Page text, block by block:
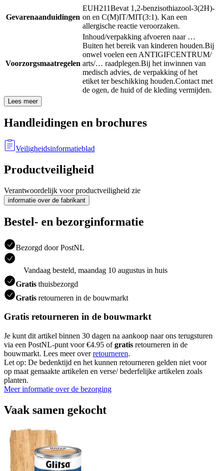
Gevarenaanduidingen
EUH211Bevat 1,2-benzisothiazool-3(2H)-
on en C(M)IT/MIT(3:1). Kan een
allergische reactie veroorzaken.
Voorzorgsmaatregelen
Inhoud/verpakking afvoeren naar …
Buiten het bereik van kinderen houden.Bij
onwel voelen een ANTIGIFCENTRUM/
arts/… raadplegen.Bij het inwinnen van
medisch advies, de verpakking of het
etiket ter beschikking houden.Contact met
de ogen, de huid of de kleding vermijden.
Lees meer
Handleidingen en brochures
Veiligheidsinformatieblad
Productveiligheid
Verantwoordelijk voor productveiligheid zie
informatie over de fabrikant
Bestel- en bezorginformatie
Bezorgd door PostNL
Vandaag besteld, maandag 10 augustus in huis
Gratis thuisbezorgd
Gratis retourneren in de bouwmarkt
Gratis retourneren in de bouwmarkt
Je kunt dit artikel binnen 30 dagen na aankoop naar ons terugsturen
via een PostNL-punt voor €4.95 ofgratis retourneren in de
bouwmarkt. Lees meer overretourneren.
Let op: De bedenktijd en het kunnen retourneren gelden niet voor
op maat gemaakte artikelen en verse/ bederfelijke artikelen zoals
planten.
Meer informatie over de bezorging
Vaak samen gekocht